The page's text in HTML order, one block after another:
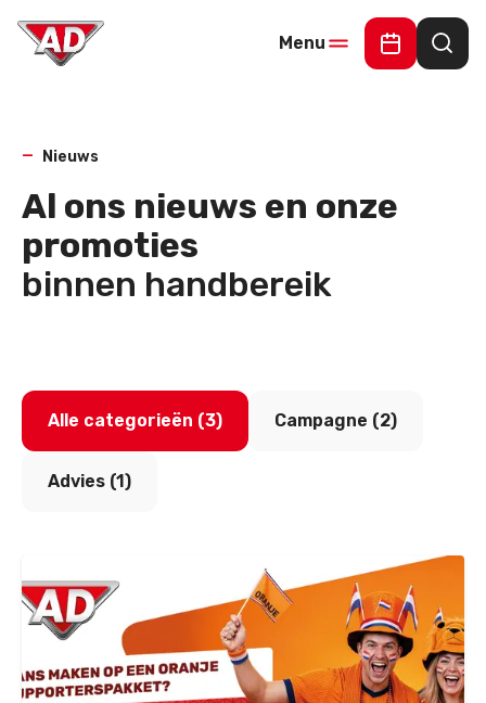
Menu
Maak een
Nieuws
Al ons nieuws en onze
promoties
binnen handbereik
Alle categorieën (3) Campagne (2)
Advies (1)